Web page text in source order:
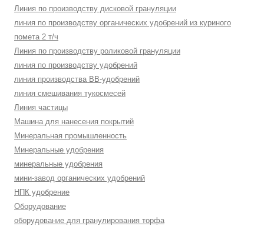
Линия по производству дисковой грануляции
линия по производству органических удобрений из куриного
помета 2 т/ч
Линия по производству роликовой грануляции
линия по производству удобрений
линия производства BB-удобрений
линия смешивания тукосмесей
Линия частицы
Машина для нанесения покрытий
Минеральная промышленность
Минеральные удобрения
минеральные удобрения
мини-завод органических удобрений
НПК удобрение
Оборудование
оборудование для гранулирования торфа